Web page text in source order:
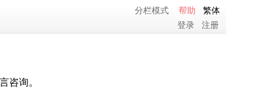
分栏模式 帮助
繁体
登录
注册
咨询。